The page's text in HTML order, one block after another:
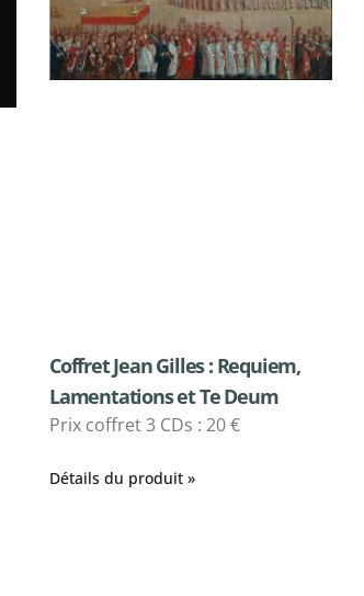
Coffret Jean Gilles : Requiem,
Lamentations et Te Deum
Prix coffret 3 CDs : 20 €
Détails du produit »